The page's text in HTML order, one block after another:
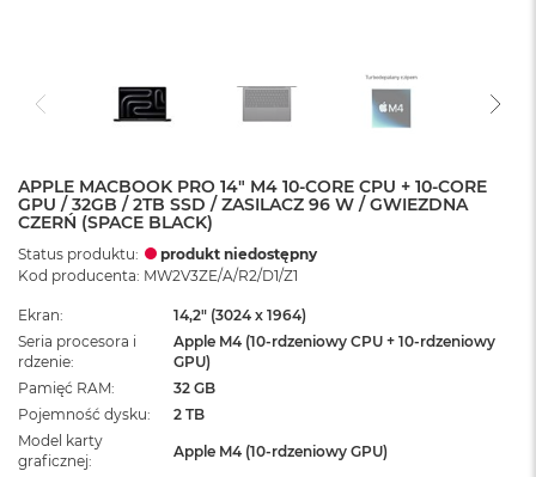
APPLE MACBOOK PRO 14" M4 10-CORE CPU + 10-CORE
GPU / 32GB / 2TB SSD / ZASILACZ 96 W / GWIEZDNA
CZERŃ (SPACE BLACK)
Status produktu:
produkt niedostępny
Kod producenta: MW2V3ZE/A/R2/D1/Z1
Ekran
14,2" (3024 x 1964)
Seria procesora i
rdzenie
Apple M4 (10-rdzeniowy CPU + 10-rdzeniowy
GPU)
Pamięć RAM
32 GB
Pojemność dysku
2 TB
Model karty
graficznej
Apple M4 (10-rdzeniowy GPU)